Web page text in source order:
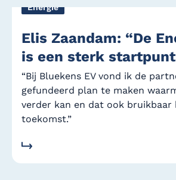
Energie
Elis Zaandam: “De
is een sterk startpunt
“Bij Bluekens EV vond ik de
gefundeerd plan te maken
verder kan en dat ook
toekomst.”